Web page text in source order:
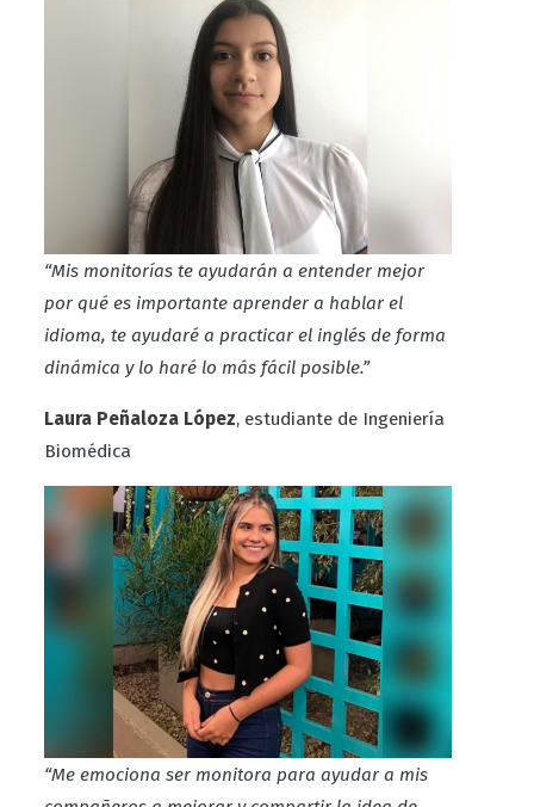
“Mis monitorías te ayudarán a entender mejor
por qué es importante aprender a hablar el
idioma, te ayudaré a practicar el inglés de forma
dinámica y lo haré lo más fácil posible.”
Laura Peñaloza López, estudiante de Ingeniería
Biomédica
“Me emociona ser monitora para ayudar a mis